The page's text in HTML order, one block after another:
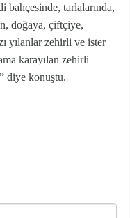
bahçesinde, tarlalarında,
doğaya, çiftçiye,
yılanlar zehirli ve ister
karayılan zehirli
diye konuştu.